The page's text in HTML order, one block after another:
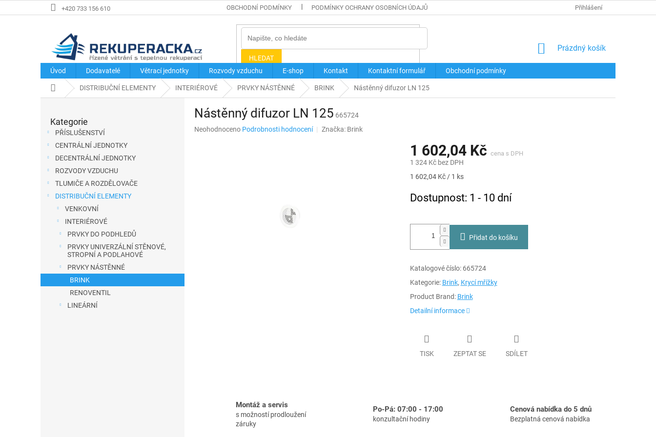
na
+420 733 156 610 OBCHODNÍ PODMÍNKY PODMÍNKY OCHRANY OSOBNÍCH ÚDAJŮ Přihlášení
HLEDAT
NÁKUPNÍ
Prázdný košík
Úvod Dodavatelé Větrací jednotky Rozvody vzduchu E-shop Kontakt Kontaktní formulář Obchodní podmínky
Domů DISTRIBUČNÍ ELEMENTY INTERIÉROVÉ PRVKY NÁSTĚNNÉ BRINK Nástěnný difuzor LN 125
Přeskočit
kategorie
Kategorie
PŘÍSLUŠENSTVÍ
CENTRÁLNÍ JEDNOTKY
DECENTRÁLNÍ JEDNOTKY
ROZVODY VZDUCHU
TLUMIČE A ROZDĚLOVAČE
DISTRIBUČNÍ ELEMENTY
VENKOVNÍ
INTERIÉROVÉ
PRVKY DO PODHLEDŮ
PRVKY UNIVERZÁLNÍ STĚNOVÉ,
STROPNÍ A PODLAHOVÉ
PRVKY NÁSTĚNNÉ
BRINK
RENOVENTIL
LINEÁRNÍ
Nástěnný difuzor LN 125 665724
Průměrné
Neohodnoceno Podrobnosti hodnocení Značka: Brink
1 602,04 Kč
1 324 Kč bez DPH
Měrná
1 602,04 Kč / 1 ks
Dostupnost: 1 - 10 dní
Přidat do košíku
Katalogové číslo: 665724
Kategorie: Brink, Krycí mřížky
Product Brand: Brink
Detailní informace
TISK ZEPTAT SE SDÍLET
Montáž a servis
s možností prodloužení
záruky
Po-Pá: 07:00 - 17:00
konzultační hodiny
Cenová nabídka do 5 dnů
Bezplatná cenová nabídka